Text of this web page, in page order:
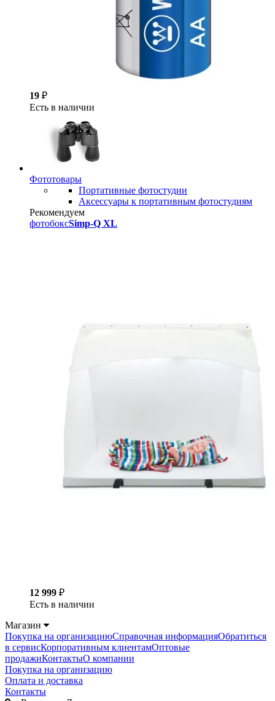
19 ₽
Есть в наличии
Фототовары
Портативные фотостудии
Аксессуары к портативным фотостудиям
Рекомендуем
фотобоксSimp-Q XL
12 999 ₽
Есть в наличии
Магазин
Покупка на организациюСправочная информацияОбратиться
в сервисКорпоративным клиентамОптовые
продажиКонтактыО компании
Покупка на организацию
Оплата и доставка
Контакты